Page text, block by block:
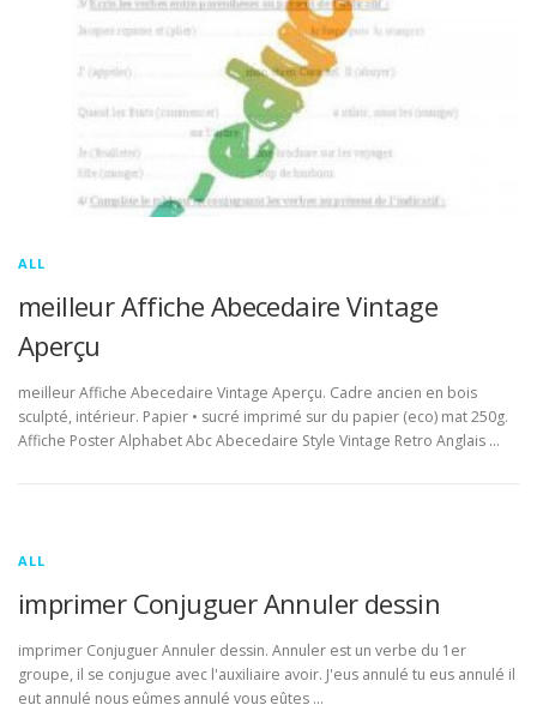
ALL
meilleur Affiche Abecedaire Vintage
Aperçu
meilleur Affiche Abecedaire Vintage Aperçu. Cadre ancien en bois
sculpté, intérieur. Papier • sucré imprimé sur du papier (eco) mat 250g.
Affiche Poster Alphabet Abc Abecedaire Style Vintage Retro Anglais …
ALL
imprimer Conjuguer Annuler dessin
imprimer Conjuguer Annuler dessin. Annuler est un verbe du 1er
groupe, il se conjugue avec l'auxiliaire avoir. J'eus annulé tu eus annulé il
eut annulé nous eûmes annulé vous eûtes …